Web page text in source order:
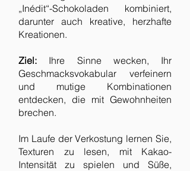
„Inédit“-Schokoladen kombiniert,
darunter auch kreative, herzhafte
Kreationen.
Ziel: Ihre Sinne wecken, Ihr
Geschmacksvokabular verfeinern
und mutige Kombinationen
entdecken, die mit Gewohnheiten
brechen.
Im Laufe der Verkostung lernen Sie,
Texturen zu lesen, mit Kakao-
Intensität zu spielen und Süße,